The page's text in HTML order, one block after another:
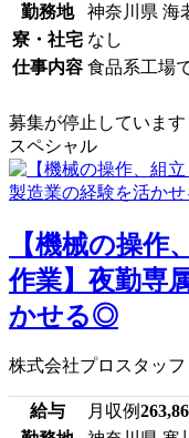
勤務地
神奈川県 海
寮・社宅 なし
仕事内容 食品系工場
募集が停止しています
スペシャル
【機械の操作
作業】夜勤専
かせる◎
株式会社プロスタッ
給与 月収例